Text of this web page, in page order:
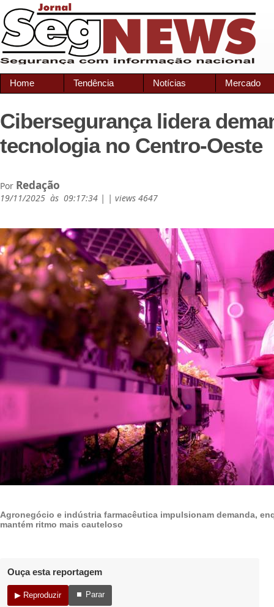
Home Tendência Notícias Mercado
Cibersegurança lidera
tecnologia no Centro-Oeste
Por Redação
19/11/2025 às 09:17:34 | | views 4647
Agronegócio e indústria farmacêutica impulsionam demanda,
mantém ritmo mais cauteloso
Ouça esta reportagem
▶ Reproduzir ⏹ Parar